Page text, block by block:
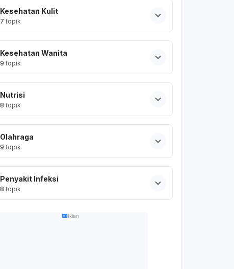
Kesehatan Kulit
7 topik
Kesehatan Wanita
9 topik
Nutrisi
8 topik
Olahraga
9 topik
Penyakit Infeksi
8 topik
Iklan